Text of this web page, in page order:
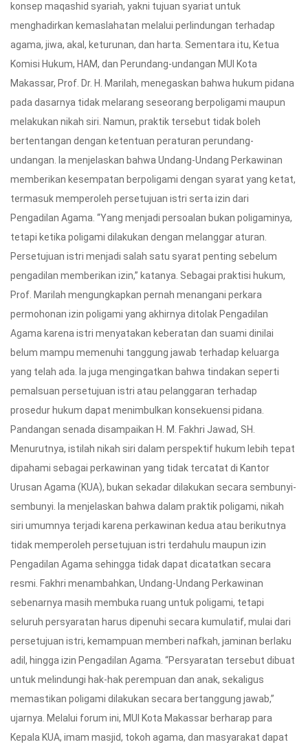
konsep maqashid syariah, yakni tujuan syariat untuk
menghadirkan kemaslahatan melalui perlindungan terhadap
agama, jiwa, akal, keturunan, dan harta. Sementara itu, Ketua
Komisi Hukum, HAM, dan Perundang-undangan MUI Kota
Makassar, Prof. Dr. H. Marilah, menegaskan bahwa hukum pidana
pada dasarnya tidak melarang seseorang berpoligami maupun
melakukan nikah siri. Namun, praktik tersebut tidak boleh
bertentangan dengan ketentuan peraturan perundang-
undangan. Ia menjelaskan bahwa Undang-Undang Perkawinan
memberikan kesempatan berpoligami dengan syarat yang ketat,
termasuk memperoleh persetujuan istri serta izin dari
Pengadilan Agama. “Yang menjadi persoalan bukan poligaminya,
tetapi ketika poligami dilakukan dengan melanggar aturan.
Persetujuan istri menjadi salah satu syarat penting sebelum
pengadilan memberikan izin,” katanya. Sebagai praktisi hukum,
Prof. Marilah mengungkapkan pernah menangani perkara
permohonan izin poligami yang akhirnya ditolak Pengadilan
Agama karena istri menyatakan keberatan dan suami dinilai
belum mampu memenuhi tanggung jawab terhadap keluarga
yang telah ada. Ia juga mengingatkan bahwa tindakan seperti
pemalsuan persetujuan istri atau pelanggaran terhadap
prosedur hukum dapat menimbulkan konsekuensi pidana.
Pandangan senada disampaikan H. M. Fakhri Jawad, SH.
Menurutnya, istilah nikah siri dalam perspektif hukum lebih tepat
dipahami sebagai perkawinan yang tidak tercatat di Kantor
Urusan Agama (KUA), bukan sekadar dilakukan secara sembunyi-
sembunyi. Ia menjelaskan bahwa dalam praktik poligami, nikah
siri umumnya terjadi karena perkawinan kedua atau berikutnya
tidak memperoleh persetujuan istri terdahulu maupun izin
Pengadilan Agama sehingga tidak dapat dicatatkan secara
resmi. Fakhri menambahkan, Undang-Undang Perkawinan
sebenarnya masih membuka ruang untuk poligami, tetapi
seluruh persyaratan harus dipenuhi secara kumulatif, mulai dari
persetujuan istri, kemampuan memberi nafkah, jaminan berlaku
adil, hingga izin Pengadilan Agama. “Persyaratan tersebut dibuat
untuk melindungi hak-hak perempuan dan anak, sekaligus
memastikan poligami dilakukan secara bertanggung jawab,”
ujarnya. Melalui forum ini, MUI Kota Makassar berharap para
Kepala KUA, imam masjid, tokoh agama, dan masyarakat dapat